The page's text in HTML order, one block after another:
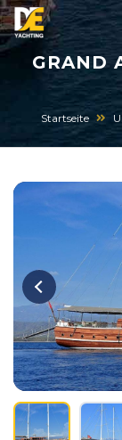
GRAND
Startseite